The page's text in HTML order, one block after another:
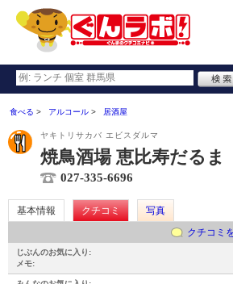
食べる アルコール 居酒屋
ヤキトリサカバ エビスダルマ
焼鳥酒場 恵比寿だるま
027-335-6696
基本情報 クチコミ
写真
クチコミ
じぶんのお気に入り:
メモ: